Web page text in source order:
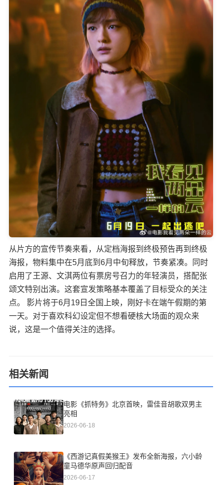
从片方的宣传节奏来看，从定档海报到终极预告再到终极
海报，物料集中在5月底到6月中旬释放，节奏紧凑。同时
启用了王源、文淇两位有票房号召力的年轻演员，搭配张
颂文特别出演。这套宣发策略基本覆盖了目标受众的关注
点。 影片将于6月19日全国上映，刚好卡在端午假期的第
一天。对于喜欢科幻设定但不想看硬核大场面的观众来
说，这是一个值得关注的选择。
相关新闻
电影《抓特务》北京首映，雷佳音胡歌双男主
亮相
2026-06-18
《西游记真假美猴王》发布全新海报，六小龄
童马德华原声回归配音
2026-06-17